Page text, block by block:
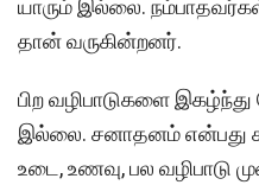
யாரும் இல்லை.
தான் வருகின்றனர்.
பிற வழிபாடுகளை
இல்லை. சனாதனம் என்பது
உடை, உணவு, பல வழிபாடு